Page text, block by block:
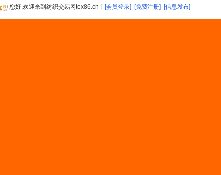
您好,欢迎来到纺织交易网tex86.cn ! [会员登录] [免费注册] [信息发布]